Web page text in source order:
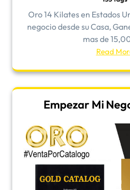
Oro 14 Kilates en Estados
negocio desde su Casa,
mas de
Read
Empezar Mi